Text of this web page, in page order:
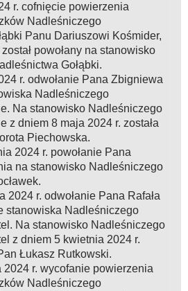
r. cofnięcie powierzenia
Nadleśniczego
Panu Dariuszowi Kośmider,
powołany na stanowisko
Gołąbki.
r. odwołanie Pana Zbigniewa
Nadleśniczego
Na stanowisko Nadleśniczego
z dniem 8 maja 2024 r. została
Piechowska.
2024 r. powołanie Pana
na stanowisko Nadleśniczego
2024 r. odwołanie Pana Rafała
stanowiska Nadleśniczego
Na stanowisko Nadleśniczego
z dniem 5 kwietnia 2024 r.
Łukasz Rutkowski.
2024 r. wycofanie powierzenia
Nadleśniczego